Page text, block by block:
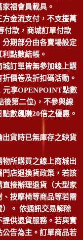
福會員載具。
方金流支付，不支援萬
付款，商城訂單付款
期部分由各賣場設定
點數結帳。
城訂單皆無參加線上購
價卷及折扣碼活動。
元享OPENPOINT點數
後第二位)，不參與線
點數飆賺20倍之優惠。
出貨時已無庫存之缺貨
物所購買之線上商城出
店退換貨政策，若該
接辦理退貨（大型家
按摩椅等商品等若需
。 依通訊交易解除
供退貨服務。若與實
告為主。訂單商品若